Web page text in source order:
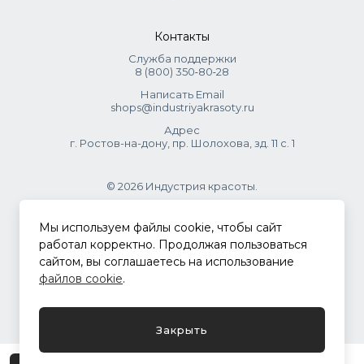
Контакты
Служба поддержки
8 (800) 350‑80‑28
Написать Email
shops@industriyakrasoty.ru
Адрес
г. Ростов-на-дону, пр. Шолохова, зд. 11 с. 1
© 2026 Индустрия красоты.
.
Политика конфиденциальности
Мы используем файлы cookie, чтобы сайт
работал корректно. Продолжая пользоваться
сайтом, вы соглашаетесь на использование
файлов cookie.
Закрыть